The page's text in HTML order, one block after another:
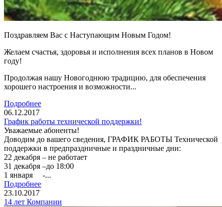
Поздравляем Вас с Наступающим Новым Годом!
Желаем счастья, здоровья и исполнения всех планов в Новом
году!
Продолжая нашу Новогоднюю традицию, для обеспечения
хорошего настроения и возможности...
Подробнее
06.12.2017
График работы технической поддержки!
Уважаемые абоненты!
Доводим до вашего сведения, ГРАФИК РАБОТЫ Технической
поддержки в предпраздничные и праздничные дни:
22 декабря – не работает
31 декабря –до 18:00
1 января -...
Подробнее
23.10.2017
14 лет Компании